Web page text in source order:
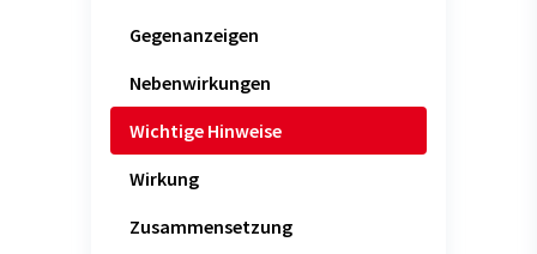
Gegenanzeigen
Nebenwirkungen
Wichtige Hinweise
Wirkung
Zusammensetzung